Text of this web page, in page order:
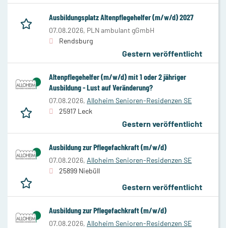
Ausbildungsplatz Altenpflegehelfer (m/w/d) 2027
07.08.2026, PLN ambulant gGmbH
Rendsburg
Gestern veröffentlicht
Altenpflegehelfer (m/w/d) mit 1 oder 2 jähriger
Ausbildung - Lust auf Veränderung?
07.08.2026, Alloheim Senioren-Residenzen SE
25917 Leck
Gestern veröffentlicht
Ausbildung zur Pflegefachkraft (m/w/d)
07.08.2026, Alloheim Senioren-Residenzen SE
25899 Niebüll
Gestern veröffentlicht
Ausbildung zur Pflegefachkraft (m/w/d)
07.08.2026, Alloheim Senioren-Residenzen SE